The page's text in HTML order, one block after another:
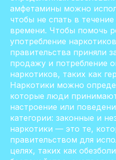
амфетамины можно
чтобы не спать в
времени. Чтобы помочь
употребление
правительства приняли
продажу и потребление
наркотиков, таких как
Наркотики можно
которые люди
настроение или
категории: законные и
наркотики — это те,
правительством для
целях, таких как